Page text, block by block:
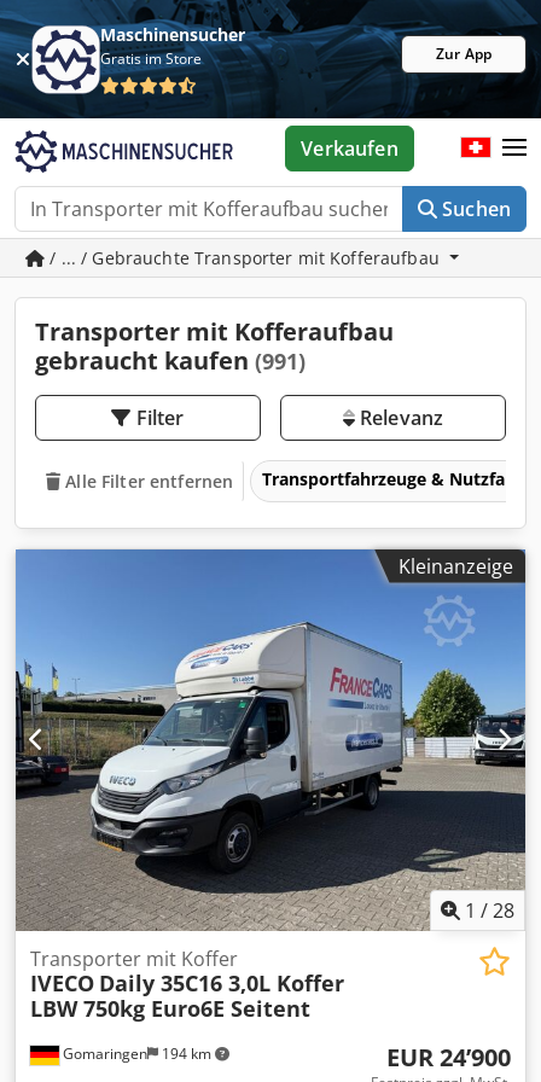
Maschinensucher
Gratis im Store Zur App
Suchen
Verkaufen
/ ... / Gebrauchte Transporter mit Kofferaufbau
Transporter mit Kofferaufbau
gebraucht kaufen (991)
Filter Relevanz
Alle Filter entfernen Transportfahrzeuge &
Kleinanzeige
1 /28
Gomaringen 194 km
Transporter mit Koffer
IVECO Daily 35C16 3,0L Koffer
LBW 750kg Euro6E Seitent
EUR 24’900